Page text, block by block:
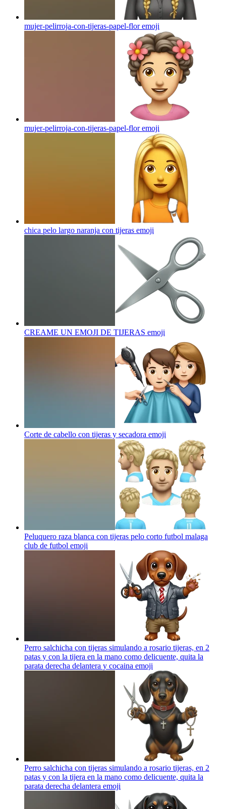
mujer-pelirroja-con-tijeras-papel-floremoji
mujer-pelirroja-con-tijeras-papel-floremoji
chica pelo largo naranja con tijeras emoji
CREAME UN EMOJI DE TIJERAS emoji
Corte de cabello con tijeras y secadora emoji
Peluquero raza blanca con tijeras pelo corto futbol malaga
club de futbol emoji
Perro salchicha con tijeras simulando a rosario tijeras, en 2
patas y con la tijera en la mano como delicuente, quita la
parata derecha delantera y cocaina emoji
Perro salchicha con tijeras simulando a rosario tijeras, en 2
patas y con la tijera en la mano como delicuente, quita la
parata derecha delantera emoji